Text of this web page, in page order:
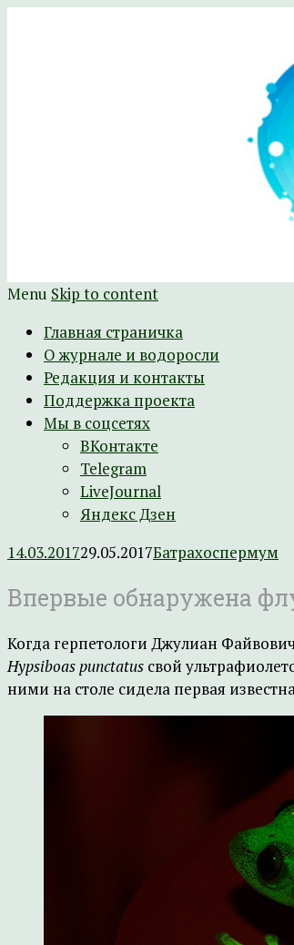
The
Научно-развлекательный
Menu Skip to content
Главная страничка
О журнале и водоросли
Редакция и контакты
Поддержка проекта
Мы в соцсетях
ВКонтакте
Telegram
LiveJournal
Яндекс Дзен
14.03.201729.05.2017Батрахоспермум
Впервые обнаружена
Когда герпетологи Джулиан
Hypsiboas punctatus свой
ними на столе сидела первая